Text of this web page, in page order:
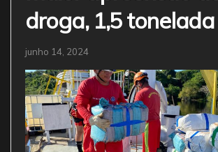
droga, 1,5 tonelada
junho 14, 2024